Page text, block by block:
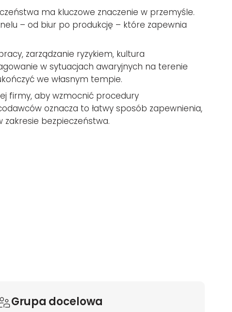
ma kluczowe znaczenie w przemyśle.
– od biur po produkcję – które zapewnia
zarządzanie ryzykiem, kultura
w sytuacjach awaryjnych na terenie
we własnym tempie.
firmy, aby wzmocnić procedury
oznacza to łatwy sposób zapewnienia,
zakresie bezpieczeństwa.
Grupa docelowa